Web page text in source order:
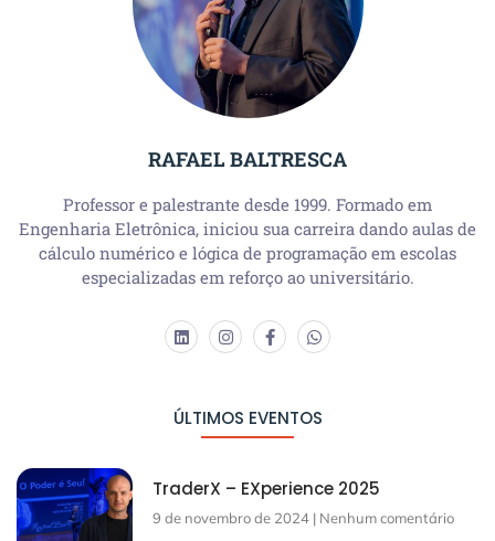
RAFAEL BALTRESCA
Professor e palestrante desde 1999. Formado em
Engenharia Eletrônica, iniciou sua carreira dando aulas de
cálculo numérico e lógica de programação em escolas
especializadas em reforço ao universitário.
ÚLTIMOS EVENTOS
TraderX – EXperience 2025
9 de novembro de 2024 Nenhum comentário